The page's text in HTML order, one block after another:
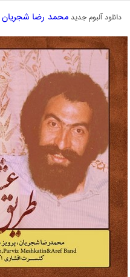
دانلود آلبوم جدیدمحمد رضا شجریان